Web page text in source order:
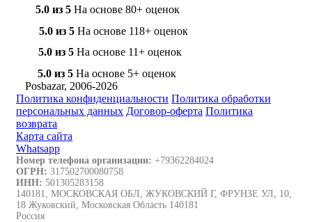
5.0 из 5 На основе 80+ оценок
5.0 из 5 На основе 118+ оценок
5.0 из 5 На основе 11+ оценок
5.0 из 5 На основе 5+ оценок
Posbazar, 2006-2026
Политика конфиденциальности Политика обработки
персональных данных Договор-оферта Политика
возврата
Карта сайта
Whatsapp
Номер телефона организации: +79362284024
ОГРН: 317502700080758
ИНН: 501305283158
140181, МОСКОВСКАЯ ОБЛ, ЖУКОВСКИЙ Г, ФРУНЗЕ УЛ, 10,
18 Жуковский, Московская Область 140181
Россия